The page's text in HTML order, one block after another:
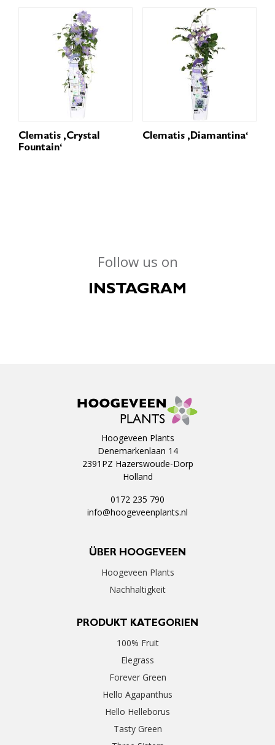
Clematis ‚Crystal
Fountain‘
Clematis ‚Diamantina‘
Follow us on
INSTAGRAM
Hoogeveen Plants
Denemarkenlaan 14
2391PZ Hazerswoude-Dorp
Holland
0172 235 790
info@hoogeveenplants.nl
ÜBER HOOGEVEEN
Hoogeveen Plants
Nachhaltigkeit
PRODUKT KATEGORIEN
100% Fruit
Elegrass
Forever Green
Hello Agapanthus
Hello Helleborus
Tasty Green